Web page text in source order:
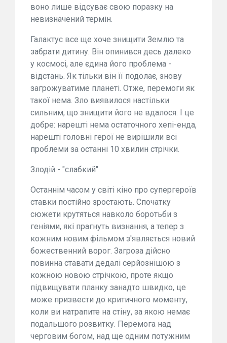
воно лише відсуває свою поразку на
невизначений термін.
Галактус все ще хоче знищити Землю та
забрати дитину. Він опинився десь далеко
у космосі, але єдина його проблема -
відстань. Як тільки він її подолає, знову
загрожуватиме планеті. Отже, перемоги як
такої нема. Зло виявилося настільки
сильним, що знищити його не вдалося. І це
добре: нарешті нема остаточного хепі-енда,
нарешті головні герої не вирішили всі
проблеми за останні 10 хвилин стрічки.
Злодій - "слабкий"
Останнім часом у світі кіно про супергероїв
ставки постійно зростають. Спочатку
сюжети крутяться навколо боротьби з
геніями, які прагнуть визнання, а тепер з
кожним новим фільмом з'являється новий
божественний ворог. Загроза дійсно
повинна ставати дедалі серйознішою з
кожною новою стрічкою, проте якщо
підвищувати планку занадто швидко, це
може призвести до критичного моменту,
коли ви натрапите на стіну, за якою немає
подальшого розвитку. Перемога над
черговим богом, над ще одним потужним